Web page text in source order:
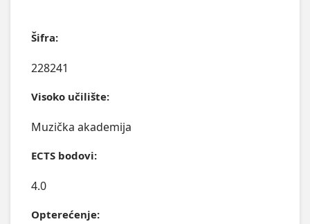
Šifra:
228241
Visoko učilište:
Muzička akademija
ECTS bodovi:
4.0
Opterećenje: